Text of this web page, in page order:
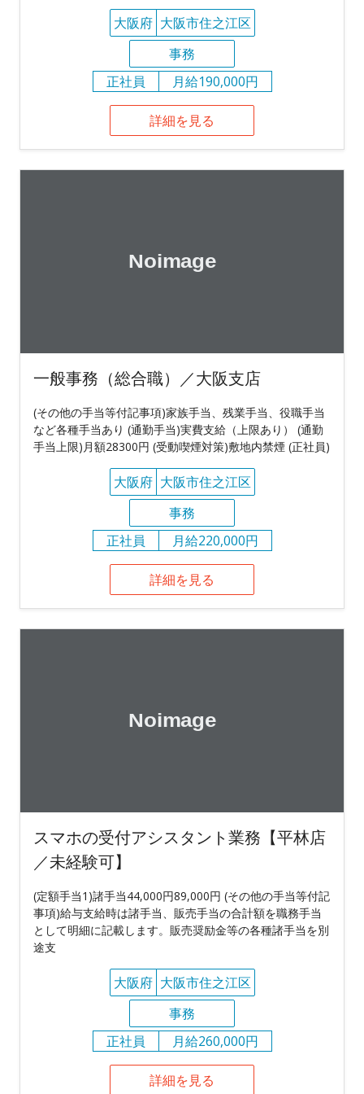
大阪府 大阪市住之江区
事務
正社員
月給190,000円
詳細を見る
一般事務（総合職）／大阪支店
(その他の手当等付記事項)家族手当、残業手当、役職手当
など各種手当あり (通勤手当)実費支給（上限あり） (通勤
手当上限)月額28300円 (受動喫煙対策)敷地内禁煙 (正社員)
大阪府 大阪市住之江区
事務
正社員
月給220,000円
詳細を見る
スマホの受付アシスタント業務【平林店
／未経験可】
(定額手当1)諸手当44,000円89,000円 (その他の手当等付記
事項)給与支給時は諸手当、販売手当の合計額を職務手当
として明細に記載します。販売奨励金等の各種諸手当を別
途支
大阪府 大阪市住之江区
事務
正社員
月給260,000円
詳細を見る